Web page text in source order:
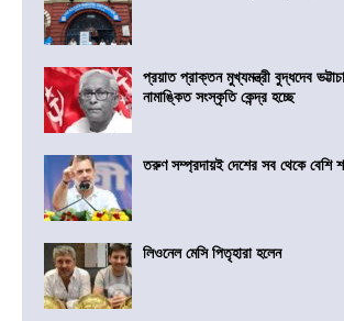
প্রয়াত প্রাক্তন মুখ্যমন্ত্রী বুদ্ধদেব
নামাঙ্কিত সংস্কৃতি কেন্দ্র হচ্ছে
তরুণ সম্প্রদায়ই দেশের সব থেকে বেশি
লিওনেল মেসি পিতৃহারা হলেন